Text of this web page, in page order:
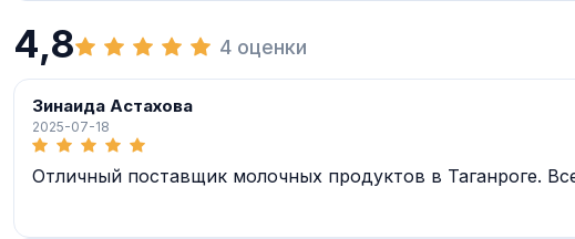
4,8 4 оценки
Зинаида Астахова
2025-07-18
Отличный поставщик молочных продуктов в Таганроге.